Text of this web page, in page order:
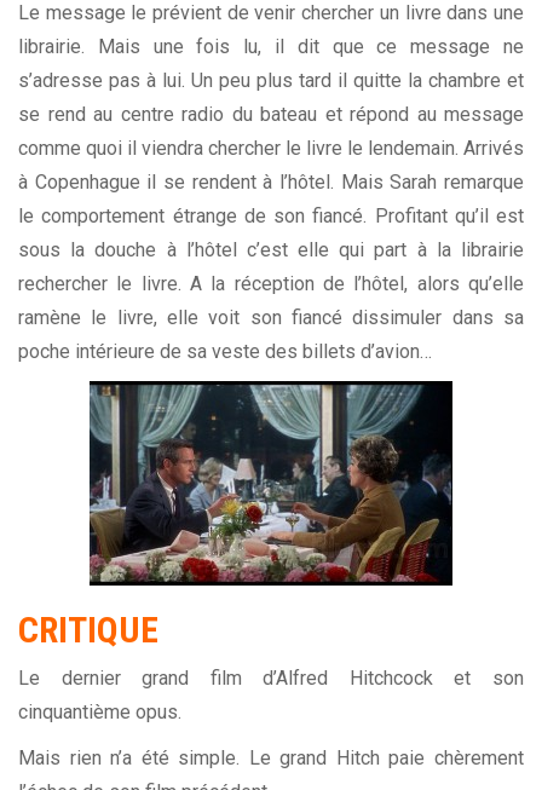
Le message le prévient de venir chercher un livre dans une
librairie. Mais une fois lu, il dit que ce message ne
s’adresse pas à lui. Un peu plus tard il quitte la chambre et
se rend au centre radio du bateau et répond au message
comme quoi il viendra chercher le livre le lendemain. Arrivés
à Copenhague il se rendent à l’hôtel. Mais Sarah remarque
le comportement étrange de son fiancé. Profitant qu’il est
sous la douche à l’hôtel c’est elle qui part à la librairie
rechercher le livre. A la réception de l’hôtel, alors qu’elle
ramène le livre, elle voit son fiancé dissimuler dans sa
poche intérieure de sa veste des billets d’avion…
CRITIQUE
Le dernier grand film d’Alfred Hitchcock et son
cinquantième opus.
Mais rien n’a été simple. Le grand Hitch paie chèrement